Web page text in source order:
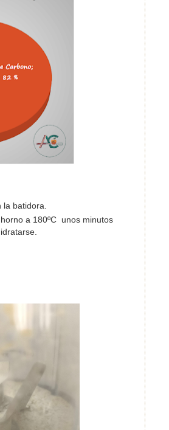
batidora.
a 180ºC unos minutos